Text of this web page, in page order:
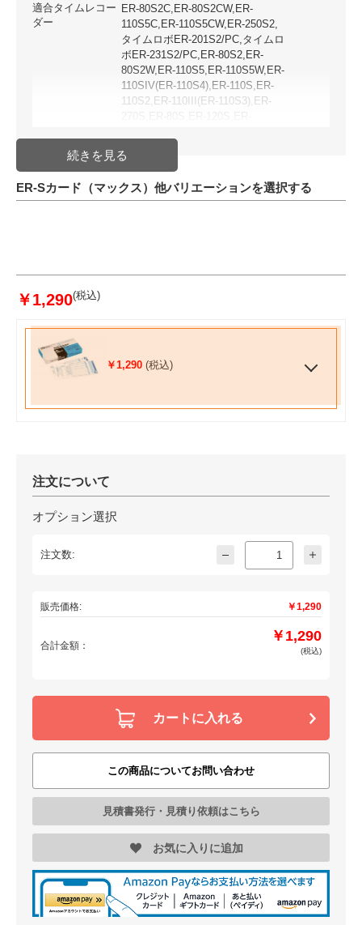
適合タイムレコー
ダー
ER-80S2C,ER-80S2CW,ER-
110S5C,ER-110S5CW,ER-250S2,
タイムロボER-201S2/PC,タイムロ
ボER-231S2/PC,ER-80S2,ER-
80S2W,ER-110S5,ER-110S5W,ER-
110SIV(ER-110S4),ER-110S,ER-
110S2,ER-110III(ER-110S3),ER-
250S,タイムロボER-201S/PC,タ
200S/PC,ER-230S/PC,ER-
配送方法
ER-Sカード（マックス）他バリエーションを選択する
￥1,290(税込)
￥1,290 (税込)
注文について
オプション選択
注文数:
販売価格: ￥1,290
合計金額：
￥1,290
(税込)
カートに入れる
この商品についてお問い合わせ
見積書発行・見積り依頼はこちら
お気に入りに追加